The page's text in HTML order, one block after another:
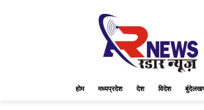
होम मध्यप्रदेश देश विदेश